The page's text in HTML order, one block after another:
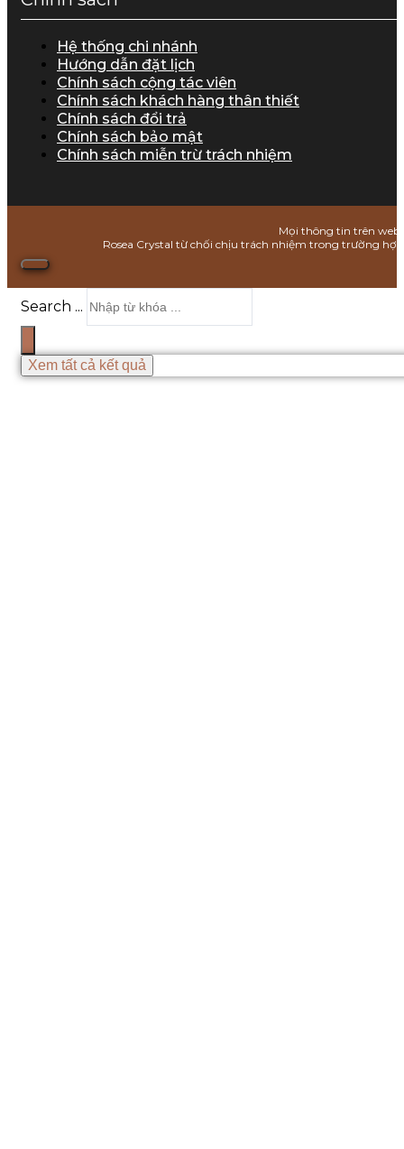
Hệ thống chi nhánh
Hướng dẫn đặt lịch
Chính sách cộng tác viên
Chính sách khách hàng thân thiết
Chính sách đổi trả
Chính sách bảo mật
Chính sách miễn trừ trách nhiệm
Mọi thông tin trên
Rosea Crystal từ chối chịu trách nhiệm trong trường
Search ...
Xem tất cả kết quả